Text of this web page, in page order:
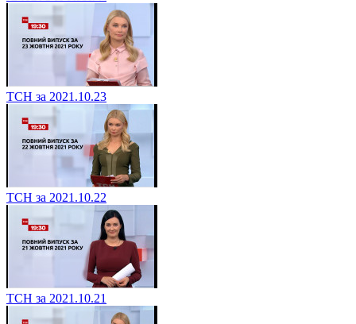
ТСН за 2021.10.23
ТСН за 2021.10.22
ТСН за 2021.10.21